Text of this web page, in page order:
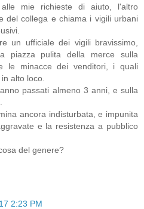
mie richieste di aiuto, l'altro
del collega e chiama i vigili urbani
un ufficiale dei vigili bravissimo,
piazza pulita della merce sulla
le minacce dei venditori, i quali
alto loco.
passati almeno 3 anni, e sulla
ancora indisturbata, e impunita
e la resistenza a pubblico
del genere?
2:23 PM